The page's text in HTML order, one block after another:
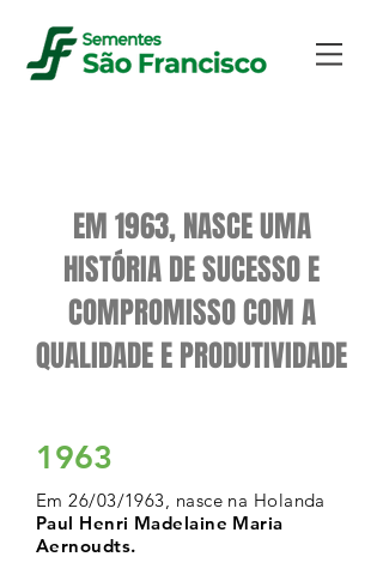
EM 1963, NASCE UMA
HISTÓRIA DE SUCESSO E
COMPROMISSO COM A
QUALIDADE E PRODUTIVIDADE
1963
Em 26/03/1963, nasce na Holanda
Paul Henri Madelaine Maria
Aernoudts.